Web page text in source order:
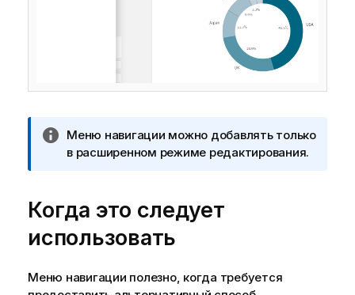
П
р
е
ч
а
и
е
Меню навигации можно добавлять только
в расширенном режиме редактирования.
Когда это следует
использовать
Меню навигации полезно, когда требуется